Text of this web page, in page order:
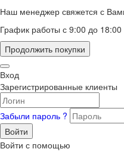
Наш менеджер свяжется с
График работы с 9:00 до 18:00
Продолжить покупки
Вход
Зарегистрированные клиенты
Забыли пароль ?
Войти
Войти с помощью